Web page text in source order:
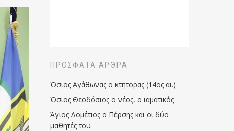
ΠΡΌΣΦΑΤΑ ΆΡΘΡΑ
Όσιος Αγάθωνας ο κτήτορας (14ος αι.)
Όσιος Θεοδόσιος ο νέος, ο ιαματικός
Άγιος Δομέτιος ο Πέρσης και οι δύο
μαθητές του